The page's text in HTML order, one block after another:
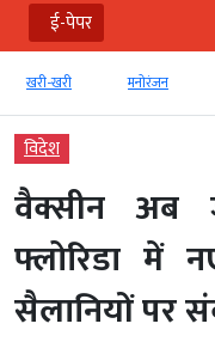
ई-पेपर
खरी-खरी मनोरंजन
विदेश
वैक्सीन अब
फ्लोरिडा में
सैलानियों पर